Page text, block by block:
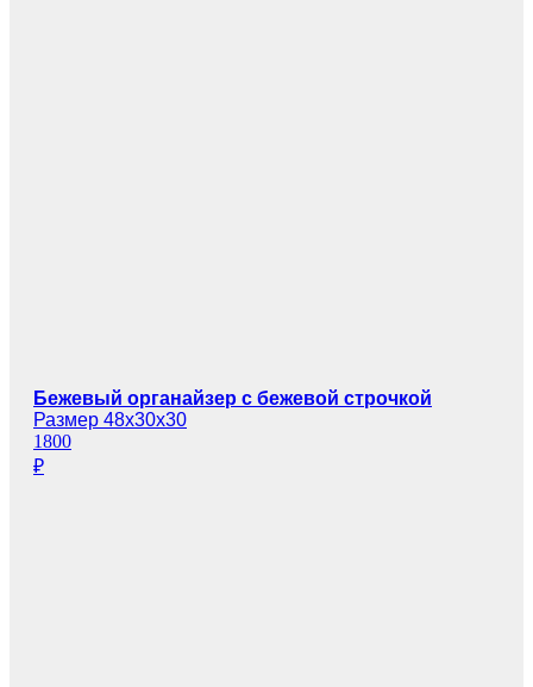
Бежевый органайзер с бежевой строчкой
Размер 48х30х30
1800
₽